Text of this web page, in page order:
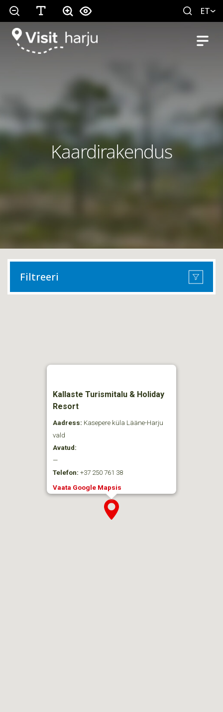
ET
Kaardirakendus
Filtreeri
Kallaste Turismitalu & Holiday
Resort
Aadress: Kasepere küla Lääne-Harju
vald
Avatud:
—
Telefon: +37 250 761 38
Vaata Google Mapsis